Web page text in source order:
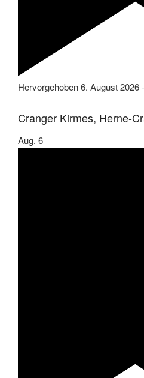
Hervorgehoben6. August 2026-
Cranger Kirmes, Herne-
Aug. 6